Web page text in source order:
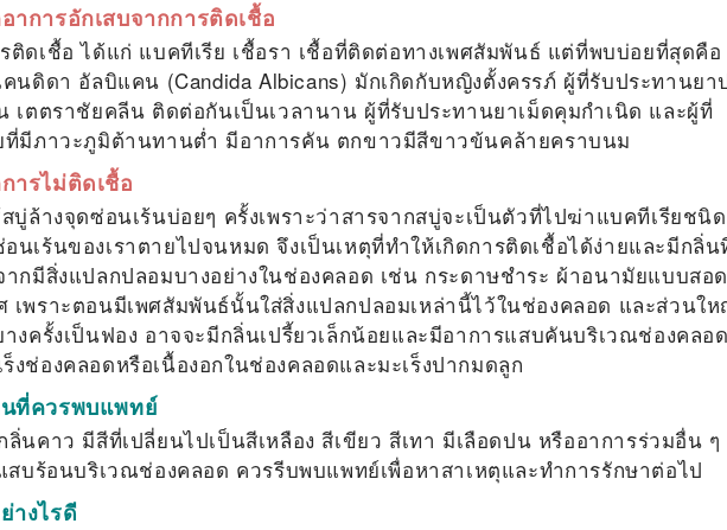
การอักเสบจากการติดเชื้อ
ติดเชื้อ ได้แก่ แบคทีเรีย เชื้อรา เชื้อที่ติดต่อทางเพศสัมพันธ์ แต่ที่พบบ่อยที่สุดคือ
นดิดา อัลบิแคน (Candida Albicans) มักเกิดกับหญิงตั้งครรภ์ ผู้ที่รับประทานยา
เตตราชัยคลีน ติดต่อกันเป็นเวลานาน ผู้ที่รับประทานยาเม็ดคุมกำเนิด และผู้ที่
ที่มีภาวะภูมิต้านทานต่ำ มีอาการคัน ตกขาวมีสีขาวข้นคล้ายคราบนม
ารไม่ติดเชื้อ
บู่ล้างจุดซ่อนเร้นบ่อยๆ ครั้งเพราะว่าสารจากสบู่จะเป็นตัวที่ไปฆ่าแบคทีเรียชนิ
นเร้นของเราตายไปจนหมด จึงเป็นเหตุที่ทำให้เกิดการติดเชื้อได้ง่ายและมีกลิ่น
กมีสิ่งแปลกปลอมบางอย่างในช่องคลอด เช่น กระดาษชำระ ผ้าอนามัยแบบสอด
เพราะตอนมีเพศสัมพันธ์นั้นใส่สิ่งแปลกปลอมเหล่านี้ไว้ในช่องคลอด และส่วนใ
งครั้งเป็นฟอง อาจจะมีกลิ่นเปรี้ยวเล็กน้อยและมีอาการแสบคันบริเวณช่องคลอด
งช่องคลอดหรือเนื้องอกในช่องคลอดและมะเร็งปากมดลูก
ที่ควรพบแพทย์
นคาว มีสีที่เปลี่ยนไปเป็นสีเหลือง สีเขียว สีเทา มีเลือดปน หรืออาการร่วมอื่น ๆ
บร้อนบริเวณช่องคลอด ควรรีบพบแพทย์เพื่อหาสาเหตุและทำการรักษาต่อไป
างไรดี